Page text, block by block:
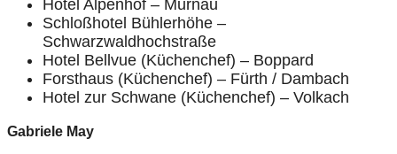
Hotel Alpenhof – Murnau
Schloßhotel Bühlerhöhe –
Schwarzwaldhochstraße
Hotel Bellvue (Küchenchef) – Boppard
Forsthaus (Küchenchef) – Fürth / Dambach
Hotel zur Schwane (Küchenchef) – Volkach
Gabriele May